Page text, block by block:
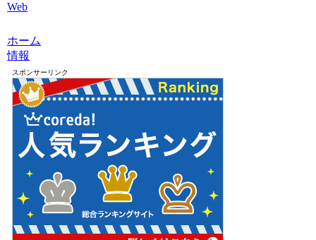
Web
ホーム
情報
スポンサーリンク